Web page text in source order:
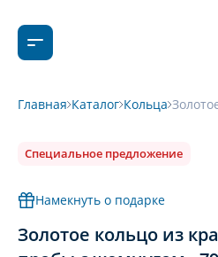
Главная Каталог Кольца
Специальное предложение
Намекнуть о подарке
Золотое кольцо из